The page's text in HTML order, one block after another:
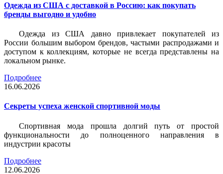
Одежда из США с доставкой в Россию: как покупать
бренды выгодно и удобно
Одежда из США давно привлекает покупателей из
России большим выбором брендов, частыми распродажами и
доступом к коллекциям, которые не всегда представлены на
локальном рынке.
Подробнее
16.06.2026
Секреты успеха женской спортивной моды
Спортивная мода прошла долгий путь от простой
функциональности до полноценного направления в
индустрии красоты
Подробнее
12.06.2026